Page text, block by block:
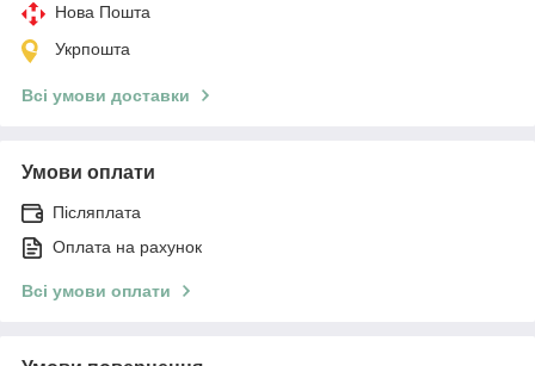
Нова Пошта
Укрпошта
Всі умови доставки
Умови оплати
Післяплата
Оплата на рахунок
Всі умови оплати